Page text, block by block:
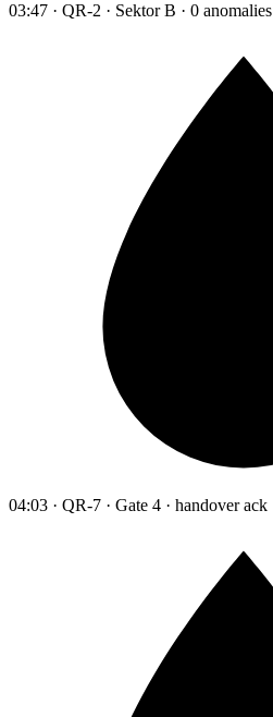
03:47 · QR-2 · Sektor B · 0 anomalies
04:03 · QR-7 · Gate 4 · handover ack